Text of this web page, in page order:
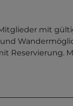
mit
Reservierung.